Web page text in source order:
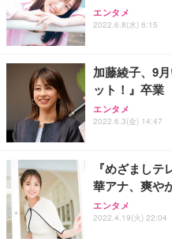
エンタメ
2022.6.8(水) 6:15
加藤綾子、9
ット！』卒業
エンタメ
2022.6.3(金) 14:47
『めざまし
華アナ、爽や
エンタメ
2022.4.19(火) 22:04